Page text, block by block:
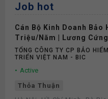
Bảo hiểm
Job hot
Cán Bộ Kinh Doanh Bảo
Triệu/Năm | Lương
Số
TỔNG CÔNG TY CP BẢO
TRIỂN VIỆT NAM - BIC
Active
Thỏa Thuận